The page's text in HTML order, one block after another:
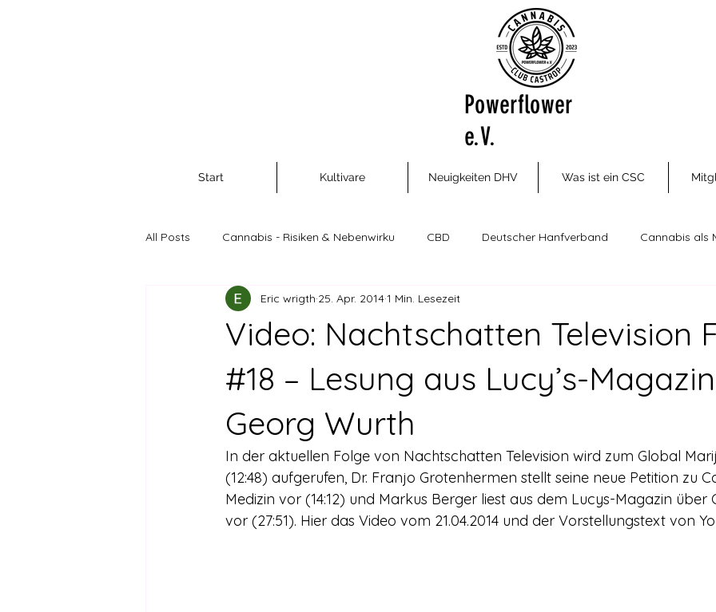
Powerflower
e.V.
Start Kultivare Neuigkeiten DHV Was ist ein CSC
All Posts Cannabis - Risiken & Nebenwirku CBD Deutscher Hanfverband Cannabis als
Cannabis als Rohstoff und Nahrungsm Cannabis Social Clubs
Legalisierte Länder Hanfszene Mitmachen!
Recht & Urteile Schäden durch Prohibition Panorama & Merkwürdiges
Video: Nachtschatten Television
#18 – Lesung aus Lucy’s-
Georg Wurth
Eric wrigth 25. Apr. 20141 Min. Lesezeit
In der aktuellen Folge von Nachtschatten Television wird zum Global
(12:48) aufgerufen, Dr. Franjo Grotenhermen stellt seine neue Petition zu
Medizin vor (14:12) und Markus Berger liest aus dem Lucys-Magazin über
vor (27:51). Hier das Video vom 21.04.2014 und der Vorstellungstext von